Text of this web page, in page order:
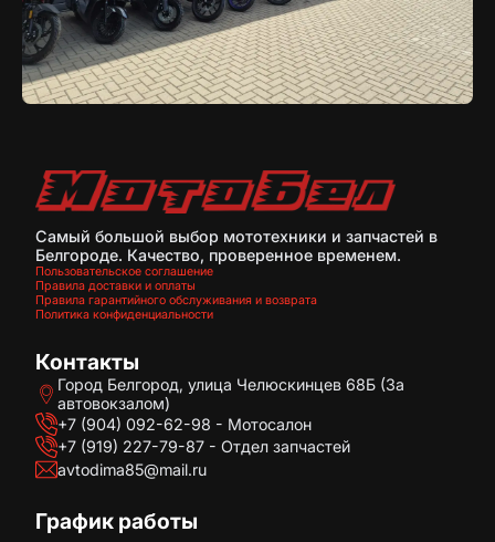
Самый большой выбор мототехники и запчастей в
Белгороде. Качество, проверенное временем.
Пользовательское соглашение
Правила доставки и оплаты
Правила гарантийного обслуживания и возврата
Политика конфиденциальности
Контакты
Город Белгород, улица Челюскинцев 68Б (За
автовокзалом)
+7 (904) 092-62-98 - Мотосалон
+7 (919) 227-79-87 - Отдел запчастей
avtodima85@mail.ru
График работы